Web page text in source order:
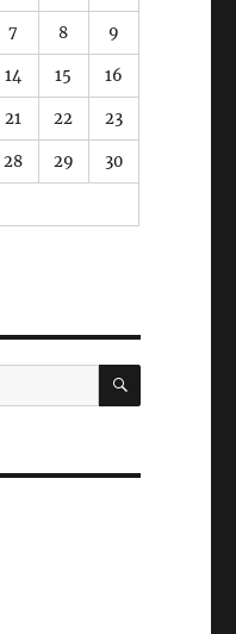
7 8 9
14 15 16
21 22 23
28 29 30
SUCHEN